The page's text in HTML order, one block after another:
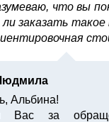
что вы
ли заказать
Альбина!
Вас за